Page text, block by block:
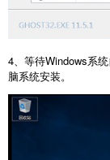
4、等待Windows系
脑系统安装。